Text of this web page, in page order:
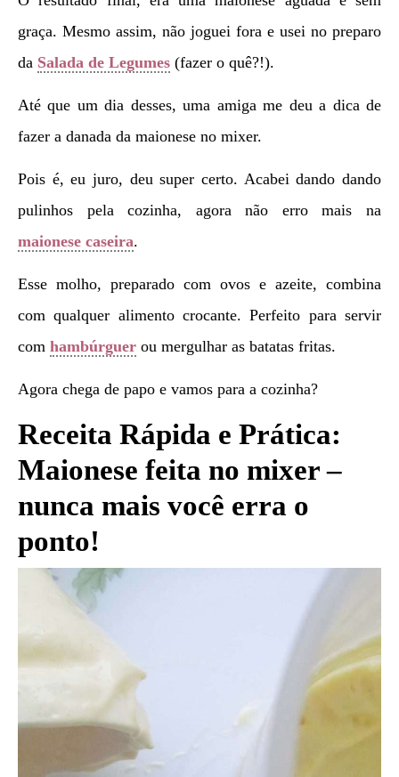
graça. Mesmo assim, não joguei fora e usei no preparo
da Salada de Legumes (fazer o quê?!).
Até que um dia desses, uma amiga me deu a dica de
fazer a danada da maionese no mixer.
Pois é, eu juro, deu super certo. Acabei dando dando
pulinhos pela cozinha, agora não erro mais na
maionese caseira.
Esse molho, preparado com ovos e azeite, combina
com qualquer alimento crocante. Perfeito para servir
com hambúrguer ou mergulhar as batatas fritas.
Agora chega de papo e vamos para a cozinha?
Receita Rápida e Prática:
Maionese feita no mixer –
nunca mais você erra o
ponto!